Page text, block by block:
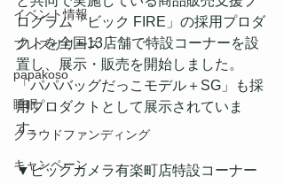
イベント情報
プレスリリース
papakoso
睡眠
クラウドファンディング
キャンペーン
ログラム「ビック FIRE」の採用プロダ
クトを全国13店舗で特設コーナーを設
置し、展示・販売を開始しました。
「パパバッグだっこモデル＋SG」も採
用プロダクトとして展示されていま
す。
▼ビックカメラ有楽町店特設コーナー